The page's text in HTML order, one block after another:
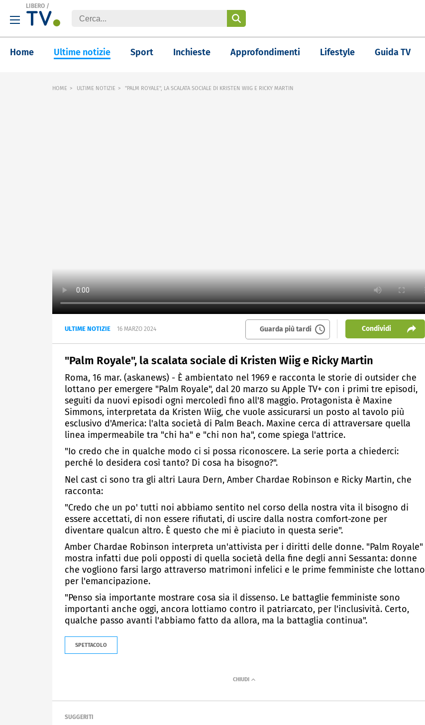
LIBERO /
Home Ultime notizie Sport Inchieste Approfondimenti Lifestyle Guida TV
HOME ULTIME NOTIZIE "PALM ROYALE", LA SCALATA SOCIALE DI KRISTEN WIIG E RICKY MARTIN
ULTIME NOTIZIE 16 MARZO 2024 Guarda più tardi Condividi
"Palm Royale", la scalata sociale di Kristen Wiig e Ricky Martin
Roma, 16 mar. (askanews) - È ambientato nel 1969 e racconta le storie di outsider che
lottano per emergere "Palm Royale", dal 20 marzo su Apple TV+ con i primi tre episodi,
seguiti da nuovi episodi ogni mercoledì fino all'8 maggio. Protagonista è Maxine
Simmons, interpretata da Kristen Wiig, che vuole assicurarsi un posto al tavolo più
esclusivo d'America: l'alta società di Palm Beach. Maxine cerca di attraversare quella
linea impermeabile tra "chi ha" e "chi non ha", come spiega l'attrice.
"Io credo che in qualche modo ci si possa riconoscere. La serie porta a chiederci:
perché lo desidera così tanto? Di cosa ha bisogno?".
Nel cast ci sono tra gli altri Laura Dern, Amber Chardae Robinson e Ricky Martin, che
racconta:
"Credo che un po' tutti noi abbiamo sentito nel corso della nostra vita il bisogno di
essere accettati, di non essere rifiutati, di uscire dalla nostra comfort-zone per
diventare qualcun altro. È questo che mi è piaciuto in questa serie".
Amber Chardae Robinson interpreta un'attivista per i diritti delle donne. "Palm Royale"
mostra infatti due poli opposti di quella società della fine degli anni Sessanta: donne
che vogliono farsi largo attraverso matrimoni infelici e le prime femministe che lottano
per l'emancipazione.
"Penso sia importante mostrare cosa sia il dissenso. Le battaglie femministe sono
importanti anche oggi, ancora lottiamo contro il patriarcato, per l'inclusività. Certo,
qualche passo avanti l'abbiamo fatto da allora, ma la battaglia continua".
SPETTACOLO
SUGGERITI